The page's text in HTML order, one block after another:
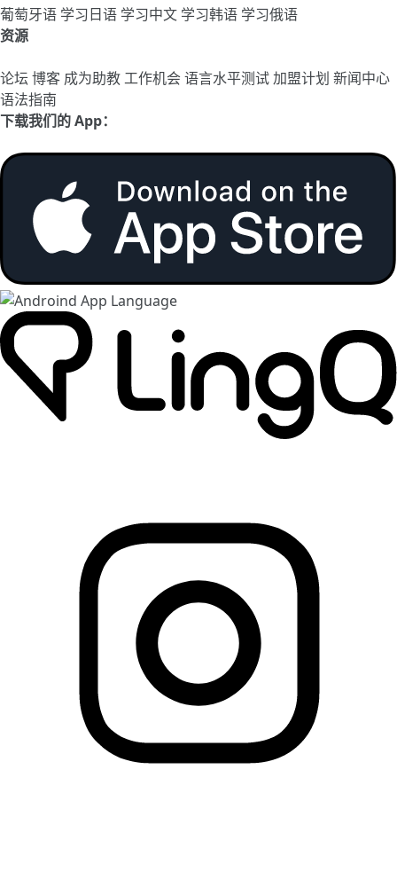
葡萄牙语 学习日语 学习中文 学习韩语 学习俄语
资源
论坛 博客 成为助教工作机会语言水平测试加盟计划 新闻中心
语法指南
下载我们的 App：